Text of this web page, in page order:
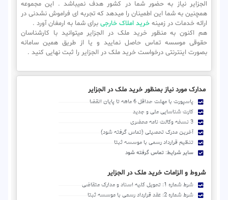
الجزایر نیاز به حضور شما در کشور هدف نمیباشد . این مجموعه
همچنین به شما این اطمینان را میدهد که تجربه ای فراموش نشدنی در
ارائه خدمات در زمینه خرید املاک خارجی برای شما به ارمغان آورد .
هم اکنون به منظور خرید ملک در الجزایر میتوانید با کارشناسان
حقوقی موسسه تماس حاصل نمایید و یا از طریق همین سامانه
بصورت اینترنتی درخواست خرید ملک در الجزایر را ثبت نهایی کنید .
مدارک مورد نیاز بمنظور خرید ملک در الجزایر
پاسپورت با مهلت حداقل 6 ماهه تا پایان انقضا
کارت شناسایی ملی و جدید
3 نسخه وکالت نامه محضری
آخرین مدرک تحصیلی (تماس گرفته شود)
تنظیم قرارداد رسمی با موسسه ثبتا
سایر شرایط: تماس گرفته شود
شروط و الزامات خرید ملک در الجزایر
شرط شماره 1: تحویل کلیه اسناد و مدارک متقاضی
شرط شماره 2: عقد قرارداد رسمی با موسسه ثبتا